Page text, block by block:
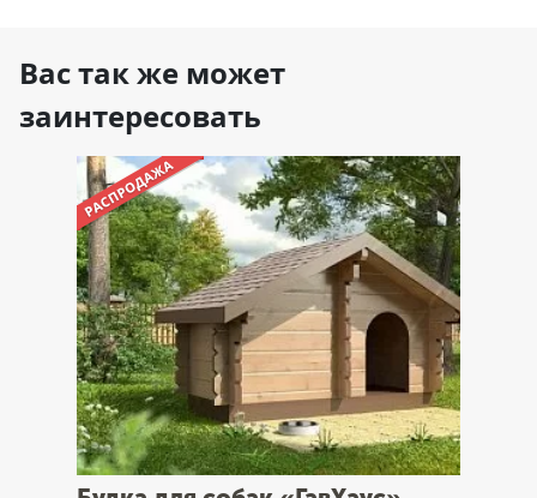
Вас так же может
заинтересовать